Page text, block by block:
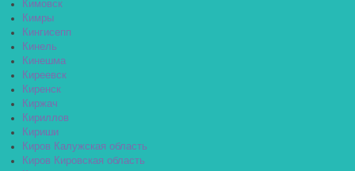
Кимовск
Кимры
Кингисепп
Кинель
Кинешма
Киреевск
Киренск
Киржач
Кириллов
Кириши
Киров Калужская область
Киров Кировская область